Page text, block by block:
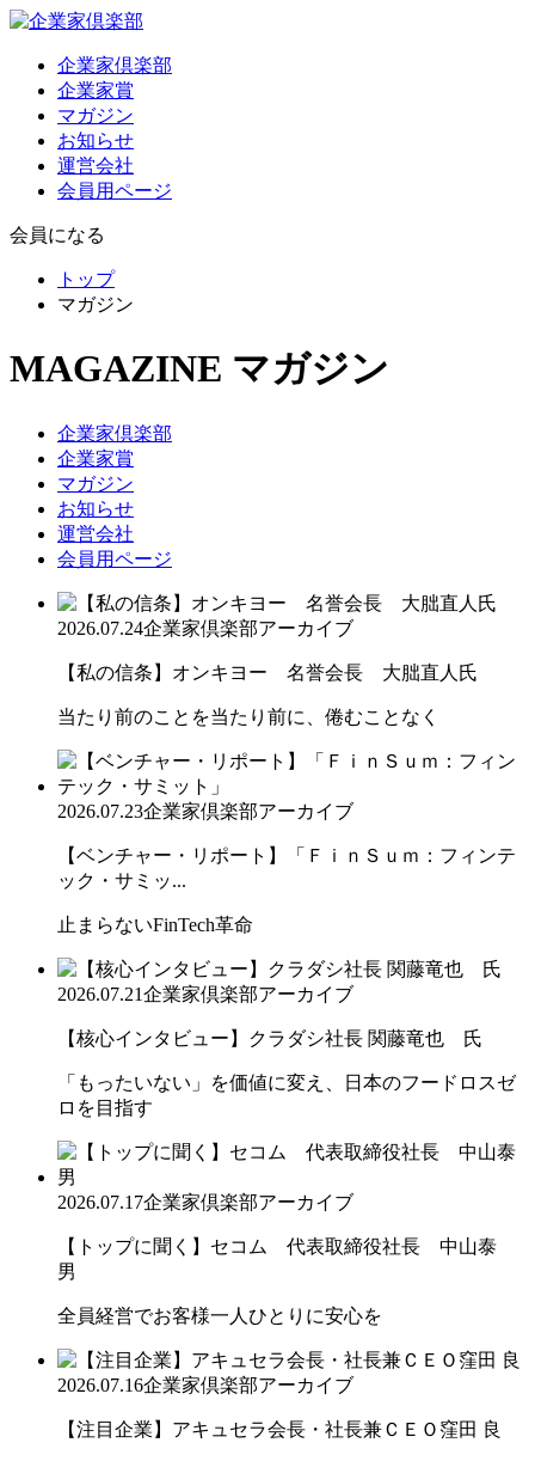
企業家倶楽部
企業家賞
マガジン
お知らせ
運営会社
会員用ページ
会員になる
トップ
マガジン
MAGAZINE マガジン
企業家倶楽部
企業家賞
マガジン
お知らせ
運営会社
会員用ページ
2026.07.24企業家倶楽部アーカイブ
【私の信条】オンキヨー 名誉会長 大朏直人氏
当たり前のことを当たり前に、倦むことなく
2026.07.23企業家倶楽部アーカイブ
【ベンチャー・リポート】「ＦｉｎＳｕｍ：フィンテ
ック・サミッ...
止まらないFinTech革命
2026.07.21企業家倶楽部アーカイブ
【核心インタビュー】クラダシ社長 関藤竜也 氏
「もったいない」を価値に変え、日本のフードロスゼ
ロを目指す
2026.07.17企業家倶楽部アーカイブ
【トップに聞く】セコム 代表取締役社長 中山泰
男
全員経営でお客様一人ひとりに安心を
2026.07.16企業家倶楽部アーカイブ
【注目企業】アキュセラ会長・社長兼ＣＥＯ窪田 良